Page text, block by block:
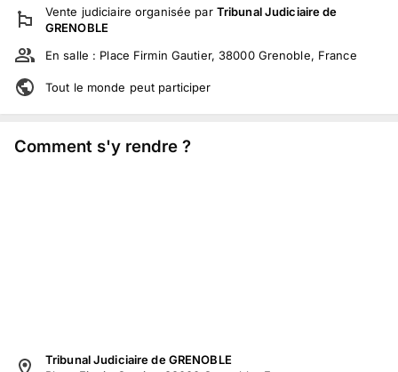
Vente judiciaire organisée par Tribunal Judiciaire de
GRENOBLE
En salle : Place Firmin Gautier, 38000 Grenoble, France
Tout le monde peut participer
Comment s'y rendre ?
Tribunal Judiciaire de GRENOBLE